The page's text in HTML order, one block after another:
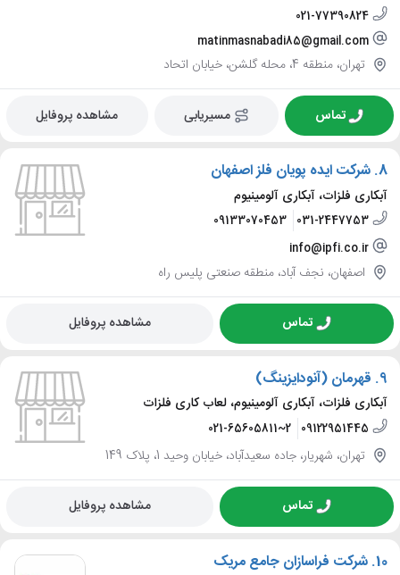
021-77390824
matinmasnabadi85@gmail.com
تهران، منطقه 4، محله گلشن، خیابان اتحاد
تماس مسیریابی مشاهده پروفایل
8. شرکت ایده پویان فلز اصفهان
آبکاری فلزات، آبکاری آلومینیوم
031-2447753
09133070453
info@ipfi.co.ir
اصفهان، نجف آباد، منطقه صنعتی پلیس راه
تماس مشاهده پروفایل
9. قهرمان (آنودایزینگ)
آبکاری فلزات، آبکاری آلومینیوم، لعاب کاری فلزات
09122951445
021-65605811~2
تهران، شهریار، جاده سعیدآباد، خیابان وحید 1، پلاک 149
تماس مشاهده پروفایل
10. شرکت فراسازان جامع مریک